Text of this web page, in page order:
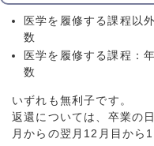
医学を履修する課程以
数
医学を履修する課程：
数
いずれも無利子です。
返還については、卒業の
月からの翌月12月目から